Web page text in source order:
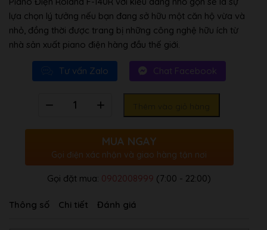
lựa chọn lý tưởng nếu bạn đang sở hữu một căn hộ vừa và
nhỏ, đồng thời được trang bị những công nghệ hữu ích từ
nhà sản xuất piano điện hàng đầu thế giới.
Tư vấn Zalo Chat Facebook
MUA NGAY
Gọi điện xác nhận và giao hàng tận nơi
Gọi đặt mua: 0902008999 (7:00 - 22:00)
Thông số Chi tiết Đánh giá